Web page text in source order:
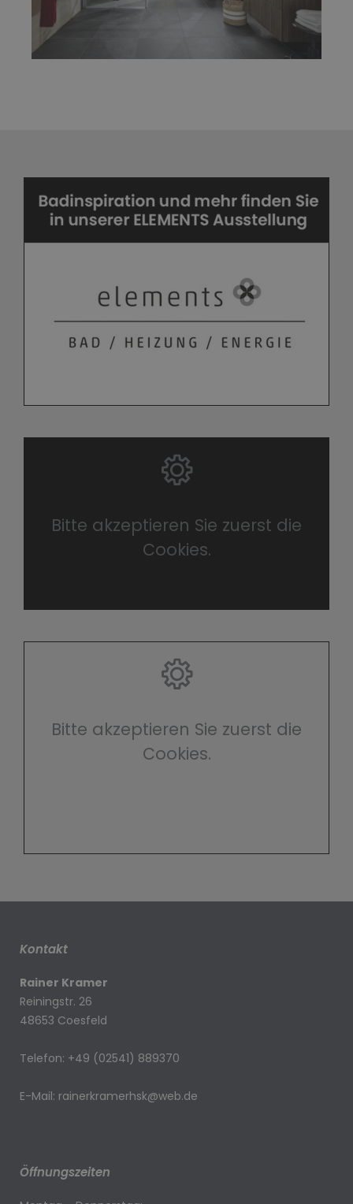
Bitte akzeptieren Sie zuerst die
Cookies.
Bitte akzeptieren Sie zuerst die
Cookies.
Kontakt
Rainer Kramer
Reiningstr. 26
48653 Coesfeld
Telefon: +49 (02541) 889370
E-Mail: rainerkramerhsk@web.de
Öffnungszeiten